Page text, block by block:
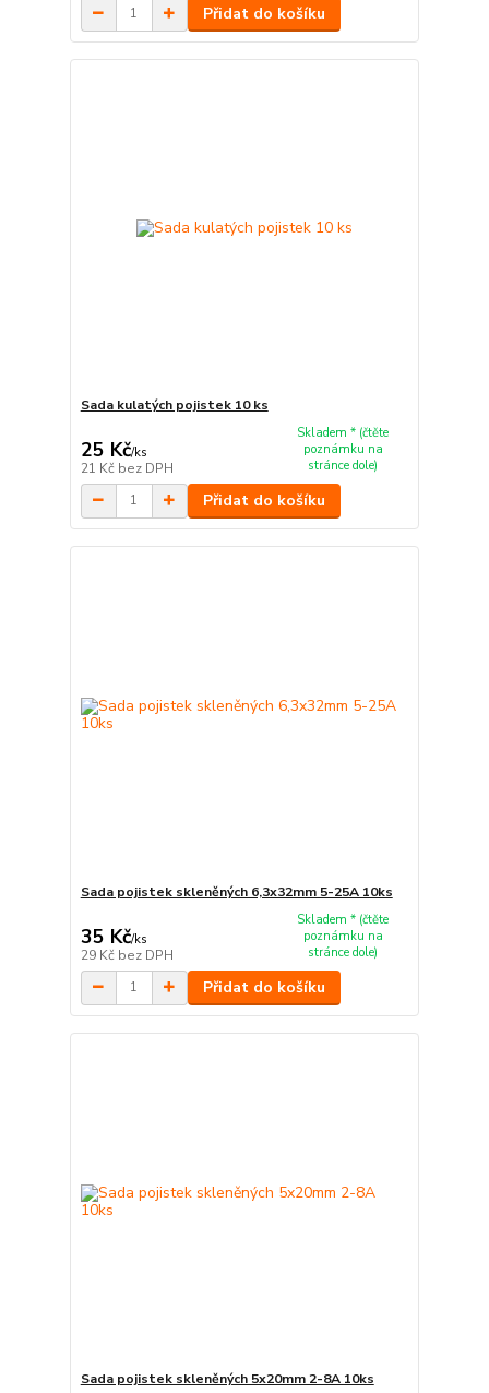
Přidat do košíku
Sada kulatých pojistek 10 ks
25 Kč/ks
21 Kč bez DPH
Skladem * (čtěte
poznámku na
stránce dole)
Přidat do košíku
Sada pojistek skleněných 6,3x32mm 5-25A 10ks
35 Kč/ks
29 Kč bez DPH
Skladem * (čtěte
poznámku na
stránce dole)
Přidat do košíku
Sada pojistek skleněných 5x20mm 2-8A 10ks